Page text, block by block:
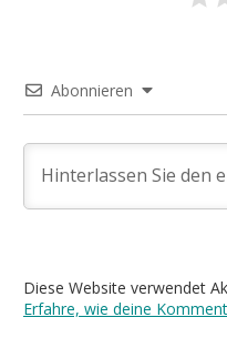
Abonnieren
Diese Website verwendet
Erfahre, wie deine